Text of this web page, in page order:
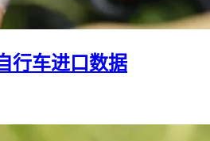
行车进口数据